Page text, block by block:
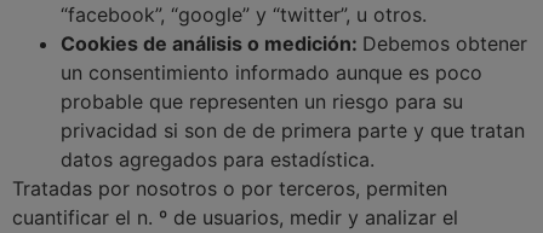
“facebook”, “google” y “twitter”, u otros.
Cookies de análisis o medición: Debemos obtener
un consentimiento informado aunque es poco
probable que representen un riesgo para su
privacidad si son de de primera parte y que tratan
datos agregados para estadística.
Tratadas por nosotros o por terceros, permiten
cuantificar el n. º de usuarios, medir y analizar el